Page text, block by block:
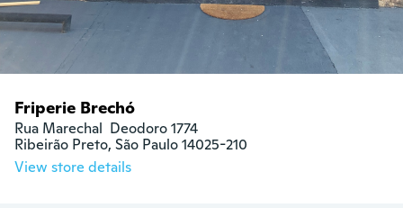
Friperie Brechó
Rua Marechal  Deodoro 1774
Ribeirão Preto, São Paulo 14025-210
View store details